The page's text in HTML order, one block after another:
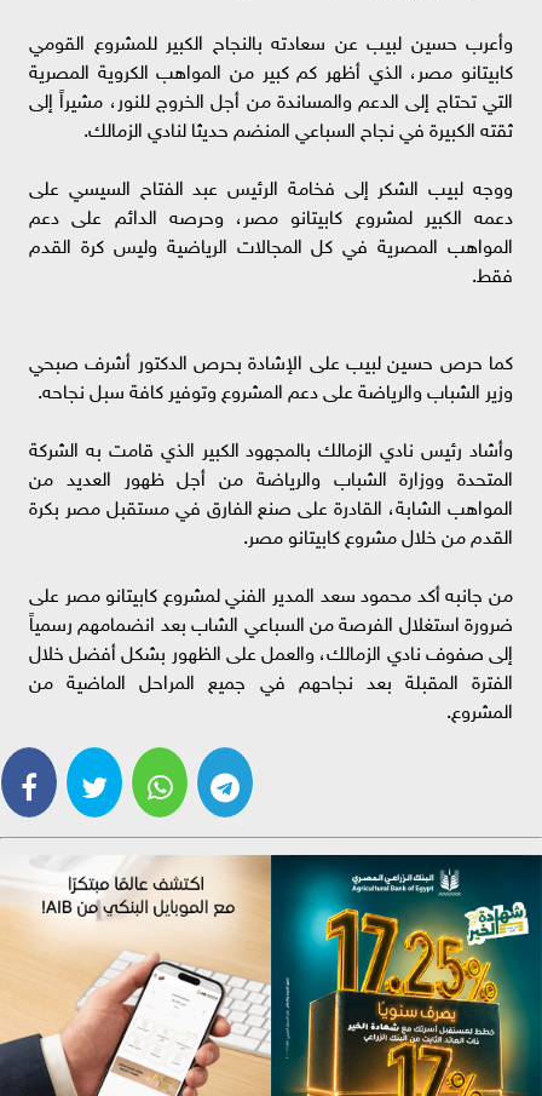
وأعرب حسين لبيب عن سعادته بالنجاح الكبير للمشروع القومي
كابيتانو مصر، الذي أظهر كم كبير من المواهب الكروية المصرية
التي تحتاج إلى الدعم والمساندة من أجل الخروج للنور، مشيراً إلى
ثقته الكبيرة في نجاح السباعي المنضم حديثا لنادي الزمالك.
ووجه لبيب الشكر إلى فخامة الرئيس عبد الفتاح السيسي على
دعمه الكبير لمشروع كابيتانو مصر، وحرصه الدائم على دعم
المواهب المصرية في كل المجالات الرياضية وليس كرة القدم
فقط.
كما حرص حسين لبيب على الإشادة بحرص الدكتور أشرف صبحي
وزير الشباب والرياضة على دعم المشروع وتوفير كافة سبل نجاحه.
وأشاد رئيس نادي الزمالك بالمجهود الكبير الذي قامت به الشركة
المتحدة ووزارة الشباب والرياضة من أجل ظهور العديد من
المواهب الشابة، القادرة على صنع الفارق في مستقبل مصر بكرة
القدم من خلال مشروع كابيتانو مصر.
من جانبه أكد محمود سعد المدير الفني لمشروع كابيتانو مصر على
ضرورة استغلال الفرصة من السباعي الشاب بعد انضمامهم رسمياً
إلى صفوف نادي الزمالك، والعمل على الظهور بشكل أفضل خلال
الفترة المقبلة بعد نجاحهم في جميع المراحل الماضية من
المشروع.